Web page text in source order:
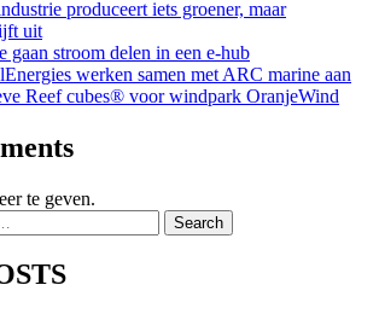
produceert iets groener, maar
uit
gaan stroom delen in een e-hub
werken samen met ARC marine aan
Reef cubes® voor windpark OranjeWind
te geven.
Search